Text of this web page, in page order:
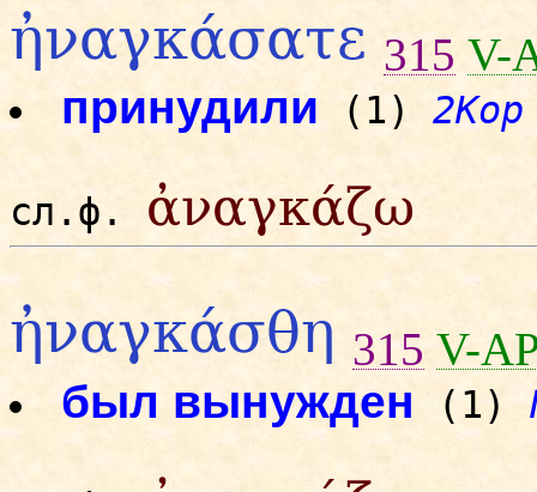
ἠναγκάσατε 315 V-
принудили (1)
сл.ф. ἀναγκάζω
ἠναγκάσθη 315 V-
был вынужден (1)